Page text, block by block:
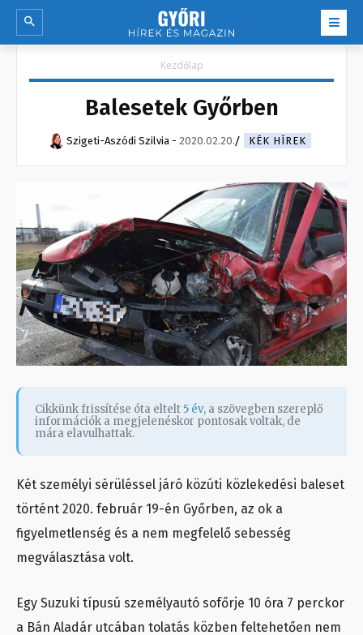
Kezdőlap
Balesetek Győrben
Szigeti-Aszódi Szilvia - 2020.02.20. KÉK HÍREK
Cikkünk frissítése óta eltelt5 év, a szövegben szereplő
információk a megjelenéskor pontosak voltak, de
mára elavulhattak.
Két személyi sérüléssel járó közúti közlekedési baleset
történt 2020. február 19-én Győrben, az ok a
figyelmetlenség és a nem megfelelő sebesség
megválasztása volt.
Egy Suzuki típusú személyautó sofőrje 10 óra 7 perckor
a Bán Aladár utcában tolatás közben feltehetően nem